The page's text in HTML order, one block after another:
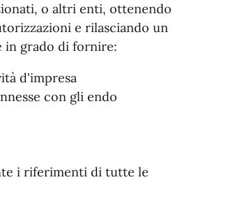
o altri enti, ottenendo
e rilasciando un
in grado di fornire:
d'impresa
con gli endo
i riferimenti di tutte le